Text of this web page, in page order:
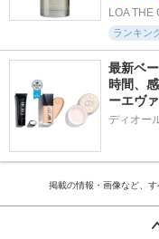
LOA THE
ランキン
最新ベ
時間、
ーエヴ
ディオー
掲載の情報・画像など、